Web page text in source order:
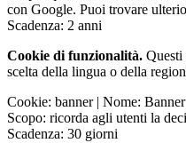
con Google. Puoi trovare
Scadenza: 2 anni
Cookie di funzionalità. Questi
scelta della lingua o della
Cookie: banner | Nome: Banner
Scopo: ricorda agli utenti la
Scadenza: 30 giorni